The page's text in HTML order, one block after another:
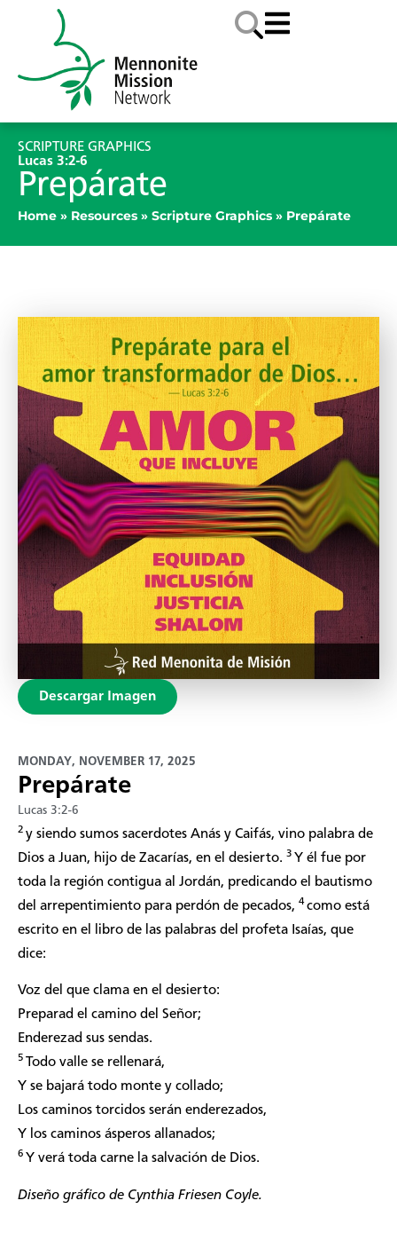
SCRIPTURE GRAPHICS
Lucas 3:2-6
Prepárate
Home » Resources » Scripture Graphics » Prepárate
Descargar Imagen
MONDAY, NOVEMBER 17, 2025
Prepárate
Lucas 3:2-6
2 y siendo sumos sacerdotes Anás y Caifás, vino palabra de
Dios a Juan, hijo de Zacarías, en el desierto. 3 Y él fue por
toda la región contigua al Jordán, predicando el bautismo
del arrepentimiento para perdón de pecados, 4como está
escrito en el libro de las palabras del profeta Isaías, que
dice:
Voz del que clama en el desierto:
Preparad el camino del Señor;
Enderezad sus sendas.
5 Todo valle se rellenará,
Y se bajará todo monte y collado;
Los caminos torcidos serán enderezados,
Y los caminos ásperos allanados;
6 Y verá toda carne la salvación de Dios.
Diseño gráfico de Cynthia Friesen Coyle.